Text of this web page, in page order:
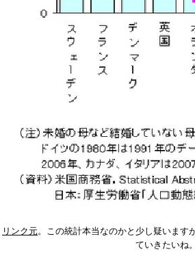
リンク元。この統計本当なのかと少し疑います
ていきたいね